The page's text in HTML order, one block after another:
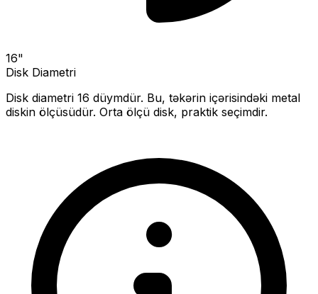
16"
Disk Diametri
Disk diametri 16 düymdür. Bu, təkərin içərisindəki metal
diskin ölçüsüdür. Orta ölçü disk, praktik seçimdir.